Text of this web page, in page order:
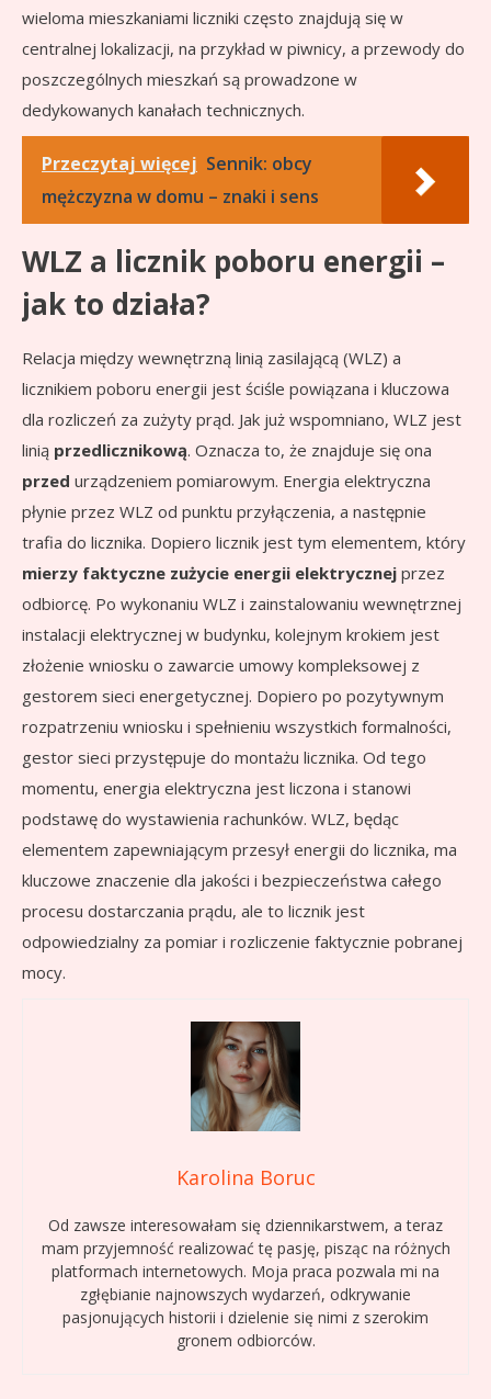
wieloma mieszkaniami liczniki często znajdują się w
centralnej lokalizacji, na przykład w piwnicy, a przewody do
poszczególnych mieszkań są prowadzone w
dedykowanych kanałach technicznych.
Przeczytaj więcej Sennik: obcy
mężczyzna w domu – znaki i sens
WLZ a licznik poboru energii –
jak to działa?
Relacja między wewnętrzną linią zasilającą (WLZ) a
licznikiem poboru energii jest ściśle powiązana i kluczowa
dla rozliczeń za zużyty prąd. Jak już wspomniano, WLZ jest
linią przedlicznikową. Oznacza to, że znajduje się ona
przed urządzeniem pomiarowym. Energia elektryczna
płynie przez WLZ od punktu przyłączenia, a następnie
trafia do licznika. Dopiero licznik jest tym elementem, który
mierzy faktyczne zużycie energii elektrycznej przez
odbiorcę. Po wykonaniu WLZ i zainstalowaniu wewnętrznej
instalacji elektrycznej w budynku, kolejnym krokiem jest
złożenie wniosku o zawarcie umowy kompleksowej z
gestorem sieci energetycznej. Dopiero po pozytywnym
rozpatrzeniu wniosku i spełnieniu wszystkich formalności,
gestor sieci przystępuje do montażu licznika. Od tego
momentu, energia elektryczna jest liczona i stanowi
podstawę do wystawienia rachunków. WLZ, będąc
elementem zapewniającym przesył energii do licznika, ma
kluczowe znaczenie dla jakości i bezpieczeństwa całego
procesu dostarczania prądu, ale to licznik jest
odpowiedzialny za pomiar i rozliczenie faktycznie pobranej
mocy.
Karolina Boruc
Od zawsze interesowałam się dziennikarstwem, a teraz
mam przyjemność realizować tę pasję, pisząc na różnych
platformach internetowych. Moja praca pozwala mi na
zgłębianie najnowszych wydarzeń, odkrywanie
pasjonujących historii i dzielenie się nimi z szerokim
gronem odbiorców.